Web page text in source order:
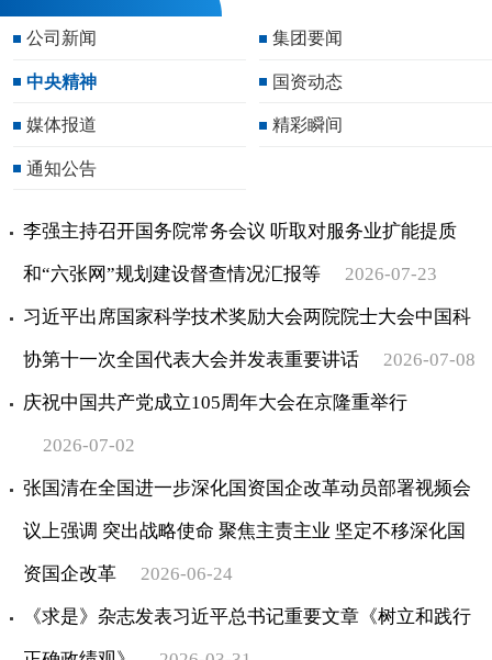
公司新闻 集团要闻
中央精神 国资动态
媒体报道 精彩瞬间
通知公告
李强主持召开国务院常务会议 听取对服务业扩能提质
和“六张网”规划建设督查情况汇报等 2026-07-23
习近平出席国家科学技术奖励大会两院院士大会中国科
协第十一次全国代表大会并发表重要讲话 2026-07-08
庆祝中国共产党成立105周年大会在京隆重举行
2026-07-02
张国清在全国进一步深化国资国企改革动员部署视频会
议上强调 突出战略使命 聚焦主责主业 坚定不移深化国
资国企改革 2026-06-24
《求是》杂志发表习近平总书记重要文章《树立和践行